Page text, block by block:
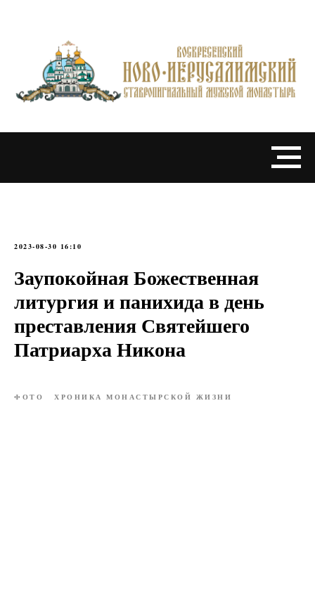
2023-08-30 16:10
Заупокойная Божественная
литургия и панихида в день
преставления Святейшего
Патриарха Никона
ФОТО ХРОНИКА МОНАСТЫРСКОЙ ЖИЗНИ